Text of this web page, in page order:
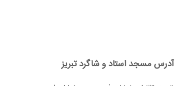
آدرس مسجد استاد و شاگرد تبریز